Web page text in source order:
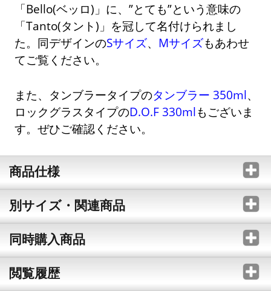
「Bello(ベッロ)」に、”とても”という意味の
「Tanto(タント)」を冠して名付けられまし
た。同デザインのSサイズ、 Mサイズもあわせ
てご覧ください。
また、タンブラータイプのタンブラー 350ml、
ロックグラスタイプのD.O.F 330mlもございま
す。ぜひご確認ください。
商品仕様
別サイズ・関連商品
同時購入商品
閲覧履歴